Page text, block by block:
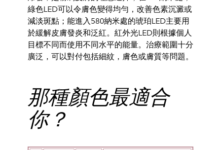
綠色LED可以令膚色變得均勻，改善色素沉澱或
減淡斑點 ； 能進入580納米處的琥珀LED主要用
於緩解皮膚發炎和泛紅。 紅外光LED則根據個人
目標不同而使用不同水平的能量。 治療範圍十分
廣泛，可以對付包括細紋， 膚色或膚質等問題。
那種顏色最適合
你？